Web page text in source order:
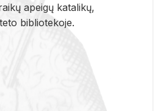
apeigų katalikų,
bibliotekoje.